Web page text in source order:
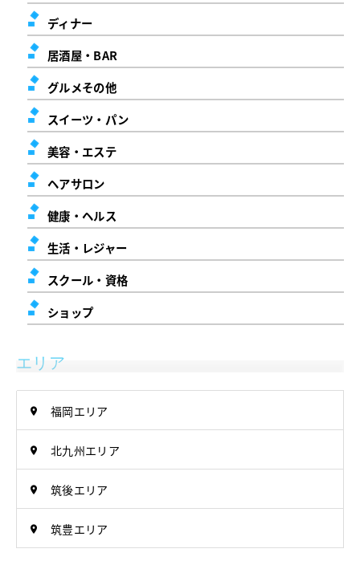
ディナー
居酒屋・BAR
グルメその他
スイーツ・パン
美容・エステ
ヘアサロン
健康・ヘルス
生活・レジャー
スクール・資格
ショップ
エリア
福岡エリア
北九州エリア
筑後エリア
筑豊エリア